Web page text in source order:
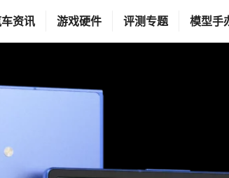
资讯 游戏硬件 评测专题 模型手